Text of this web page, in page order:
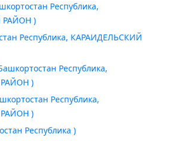
Республика,
)
Республика, КАРАИДЕЛЬСКИЙ
Республика,
)
Республика,
)
Республика )